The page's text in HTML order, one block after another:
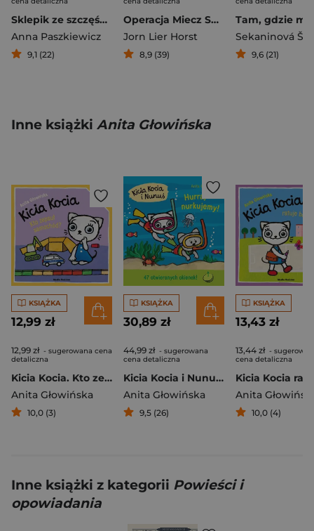
Sklepik ze szczęściem
Anna Paszkiewicz
9,1 (22)
Operacja Miecz Samuraja
Jorn Lier Horst
8,9 (39) 9,6 (21)
Inne książki Anita Głowińska
KSIĄŻKA
12,99 zł
12,99 zł - sugerowana cena
detaliczna
Kicia Kocia. Kto zepsuł samochód?
Anita Głowińska
10,0 (3)
KSIĄŻKA
30,89 zł
44,99 zł - sugerowana
cena detaliczna
Kicia Kocia i Nunuś. Hurra, nurkujemy!
Anita Głowińska
9,5 (26)
KSIĄŻKA
13,43 zł
13,44 zł -
cena detaliczna
Anita
10,0 (4)
Inne książki z kategorii Powieści i
opowiadania